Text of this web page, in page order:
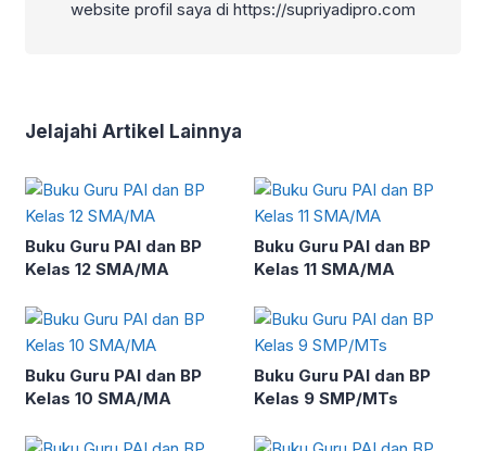
website profil saya di https://supriyadipro.com
Jelajahi Artikel Lainnya
Buku Guru PAI dan BP
Kelas 12 SMA/MA
Buku Guru PAI dan BP
Kelas 11 SMA/MA
Buku Guru PAI dan BP
Kelas 10 SMA/MA
Buku Guru PAI dan BP
Kelas 9 SMP/MTs